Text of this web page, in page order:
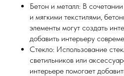
Бетон и металл: В
и мягкими текстилями,
элементы могут создать
добавить интерьеру
Стекло: Использование
светильников или
интерьере помогает